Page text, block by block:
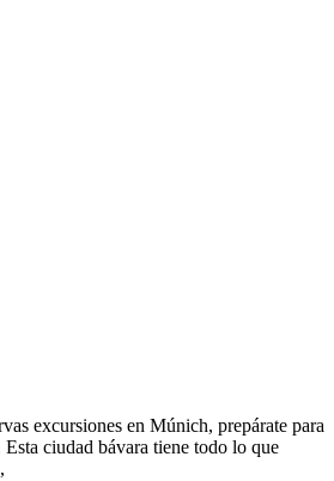
excursiones en Múnich, prepárate para
ciudad bávara tiene todo lo que